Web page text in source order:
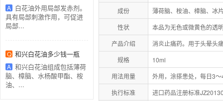
A 白花油外用局部发赤剂。
具有局部刺激作用，可促进
局部...
Q 和兴白花油多少钱一瓶
A 和兴白花油组成包括薄荷
脑、樟脑、水杨酸甲酯、桉
油、...
成份
薄荷脑、桉油、樟脑、冰
性状
本品为无色或微黄色的透
产品介绍
消炎止痛药。用于头晕头
规格
10ml
用法用量
外用，涂搽患处，每日3
执行标准
进口药品注册标准